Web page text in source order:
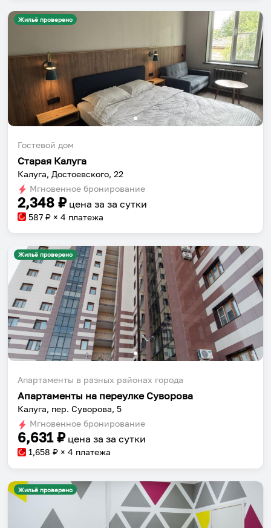
Жильё проверено
Гостевой дом
Старая Калуга
Калуга, Достоевского, 22
Мгновенное бронирование
2,348 ₽ цена за за сутки
587 ₽ × 4 платежа
Жильё проверено
Апартаменты в разных районах города
Апартаменты на переулке Суворова
Калуга, пер. Суворова, 5
Мгновенное бронирование
6,631₽ цена за за сутки
1,658 ₽ × 4 платежа
Жильё проверено